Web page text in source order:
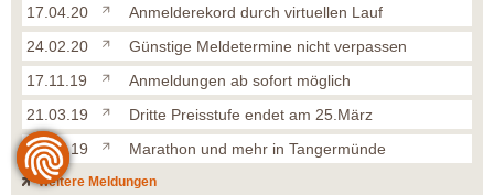
17.04.20
Anmelderekord durch virtuellen Lauf
24.02.20
Günstige Meldetermine nicht verpassen
17.11.19
Anmeldungen ab sofort möglich
21.03.19
Dritte Preisstufe endet am 25.März
25.02.19
Marathon und mehr in Tangermünde
weitere Meldungen